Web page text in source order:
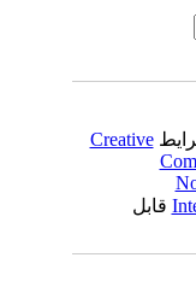
Creative
قابل